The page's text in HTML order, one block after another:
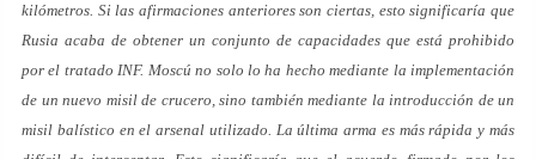
kilómetros. Si las afirmaciones anteriores son ciertas, esto significaría que
Rusia acaba de obtener un conjunto de capacidades que está prohibido
por el tratado INF. Moscú no solo lo ha hecho mediante la implementación
de un nuevo misil de crucero, sino también mediante la introducción de un
misil balístico en el arsenal utilizado. La última arma es más rápida y más